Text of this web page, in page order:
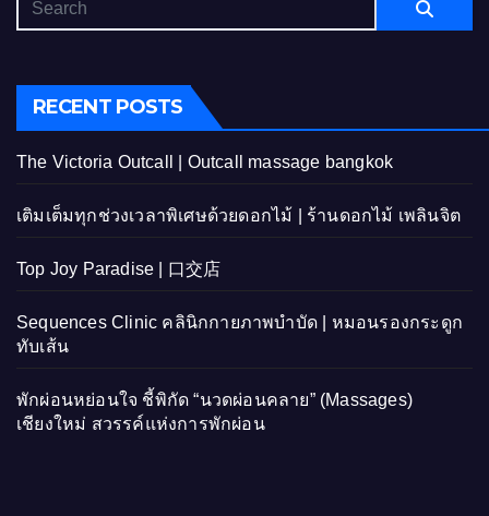
RECENT POSTS
The Victoria Outcall | Outcall massage bangkok
เติมเต็มทุกช่วงเวลาพิเศษด้วยดอกไม้ | ร้านดอกไม้ เพลินจิต
Top Joy Paradise | 口交店
Sequences Clinic คลินิกกายภาพบำบัด | หมอนรองกระดูก
ทับเส้น
พักผ่อนหย่อนใจ ชี้พิกัด “นวดผ่อนคลาย” (Massages)
เชียงใหม่ สวรรค์แห่งการพักผ่อน